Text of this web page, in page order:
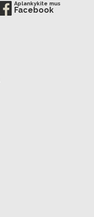
Aplankykite mus
Facebook